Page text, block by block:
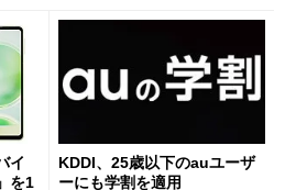
イ
を1
KDDI、25歳以下のauユーザ
ーにも学割を適用